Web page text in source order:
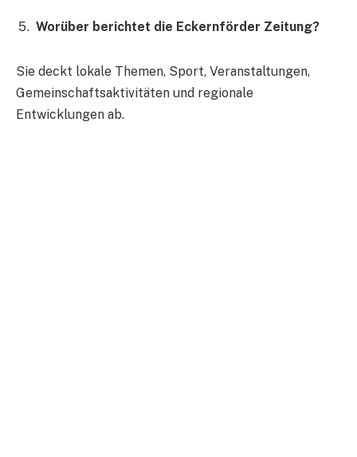
Worüber berichtet die Eckernförder Zeitung?
Sie deckt lokale Themen, Sport, Veranstaltungen,
Gemeinschaftsaktivitäten und regionale
Entwicklungen ab.